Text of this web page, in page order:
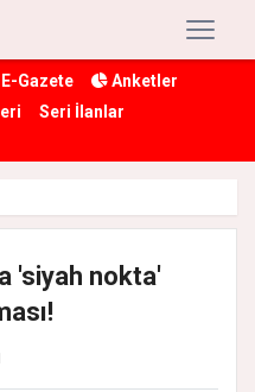
E-Gazete
Anketler
Seri İlanlar
'siyah nokta'